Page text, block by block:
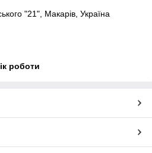
"21", Макарів, Україна
роботи